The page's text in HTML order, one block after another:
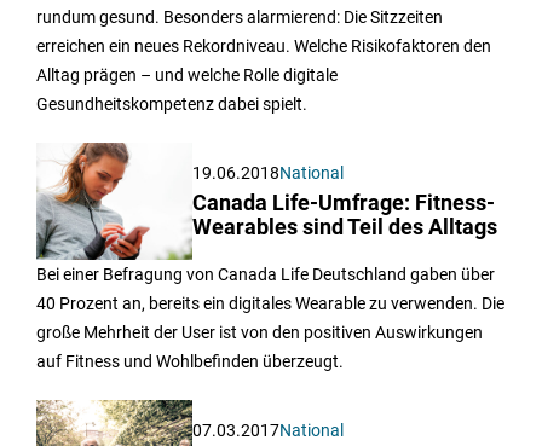
rundum gesund. Besonders alarmierend: Die Sitzzeiten
erreichen ein neues Rekordniveau. Welche Risikofaktoren den
Alltag prägen – und welche Rolle digitale
Gesundheitskompetenz dabei spielt.
19.06.2018National
Canada Life-Umfrage: Fitness-
Wearables sind Teil des Alltags
Bei einer Befragung von Canada Life Deutschland gaben über
40 Prozent an, bereits ein digitales Wearable zu verwenden. Die
große Mehrheit der User ist von den positiven Auswirkungen
auf Fitness und Wohlbefinden überzeugt.
07.03.2017National